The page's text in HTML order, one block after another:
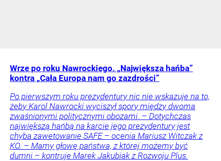
Wrze po roku Nawrockiego. „Największa hańba”
kontra „Cała Europa nam go zazdrości”
Po pierwszym roku prezydentury nic nie wskazuje na to,
żeby Karol Nawrocki wyciszył spory między dwoma
zwaśnionymi politycznymi obozami. – Dotychczas
największą hańbą na karcie jego prezydentury jest
chyba zawetowanie SAFE – ocenia Mariusz Witczak z
KO. – Mamy głowę państwa, z której możemy być
dumni – kontruje Marek Jakubiak z Rozwoju Plus.